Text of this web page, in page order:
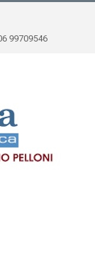
99709546